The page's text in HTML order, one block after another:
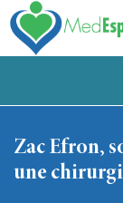
Skip
to
content
Zac Efron,
une